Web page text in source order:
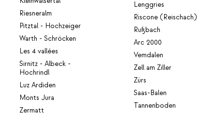
Riesneralm
Pitztal - Hochzeiger
Warth - Schröcken
Les 4 vallées
Sirnitz - Albeck -
Hochrindl
Luz Ardiden
Monts Jura
Zermatt
Lenggries
Riscone (Reischach)
Rußbach
Arc 2000
Vemdalen
Zell am Ziller
Zürs
Saas-Balen
Tannenboden